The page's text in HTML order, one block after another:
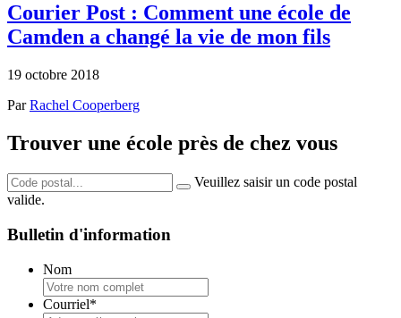
Courier Post : Comment une école de
Camden a changé la vie de mon fils
19 octobre 2018
ParRachel Cooperberg
Trouver une école près de chez vous
Veuillez saisir un code postal
valide.
Bulletin d'information
Nom
Courriel*